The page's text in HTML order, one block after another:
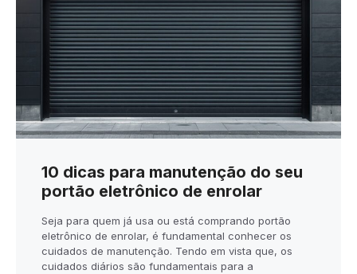
10 dicas para manutenção do seu
portão eletrônico de enrolar
Seja para quem já usa ou está comprando portão
eletrônico de enrolar, é fundamental conhecer os
cuidados de manutenção. Tendo em vista que, os
cuidados diários são fundamentais para a